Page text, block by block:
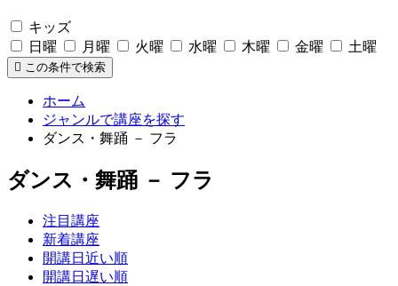
キッズ
日曜
月曜 火曜 水曜 木曜 金曜 土曜
この条件で検索
ホーム
ジャンルで講座を探す
ダンス・舞踊 － フラ
ダンス・舞踊 － フラ
注目講座
新着講座
開講日近い順
開講日遅い順